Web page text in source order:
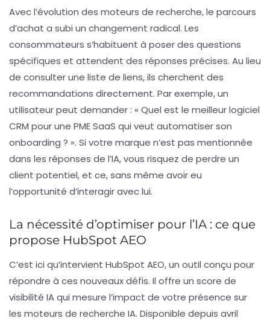
Avec l’évolution des moteurs de recherche, le parcours
d’achat a subi un changement radical. Les
consommateurs s’habituent à poser des questions
spécifiques et attendent des réponses précises. Au lieu
de consulter une liste de liens, ils cherchent des
recommandations directement. Par exemple, un
utilisateur peut demander : « Quel est le meilleur logiciel
CRM pour une PME SaaS qui veut automatiser son
onboarding ? ». Si votre marque n’est pas mentionnée
dans les réponses de l’IA, vous risquez de perdre un
client potentiel, et ce, sans même avoir eu
l’opportunité d’interagir avec lui.
La nécessité d’optimiser pour l’IA : ce que
propose HubSpot AEO
C’est ici qu’intervient HubSpot AEO, un outil conçu pour
répondre à ces nouveaux défis. Il offre un score de
visibilité IA qui mesure l’impact de votre présence sur
les moteurs de recherche IA. Disponible depuis avril